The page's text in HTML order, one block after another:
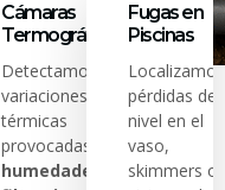
Cámaras
Termográficas
Detectamos
variaciones
térmicas
provocadas por
humedades,
Fugas en
Piscinas
Localizamos
pérdidas de
nivel en el
vaso,
skimmers o